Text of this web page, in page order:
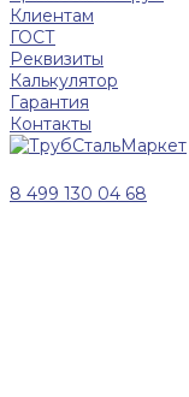
Клиентам
ГОСТ
Реквизиты
Калькулятор
Гарантия
Контакты
8 499 130 04 68